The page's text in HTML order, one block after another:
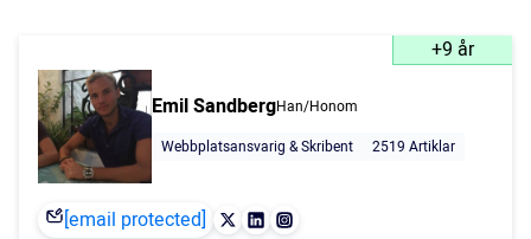
+9 år
Emil SandbergHan/Honom
Webbplatsansvarig & Skribent
2519 Artiklar
[email protected]